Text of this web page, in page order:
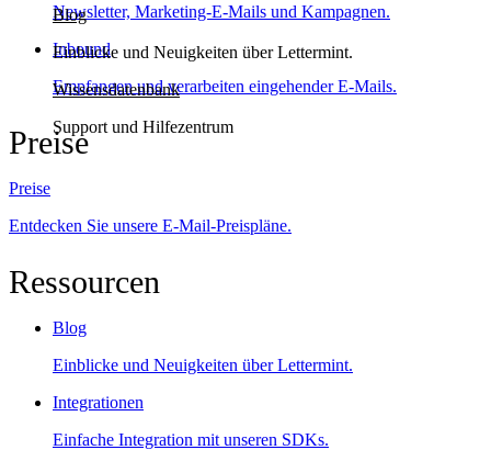
Blog
Einblicke und Neuigkeiten über Lettermint.
Wissensdatenbank
Support und Hilfezentrum
Newsletter, Marketing-E-Mails und Kampagnen.
Inbound
Empfangen und verarbeiten eingehender E-Mails.
Preise
Preise
Entdecken Sie unsere E-Mail-Preispläne.
Ressourcen
Blog
Einblicke und Neuigkeiten über Lettermint.
Integrationen
Einfache Integration mit unseren SDKs.